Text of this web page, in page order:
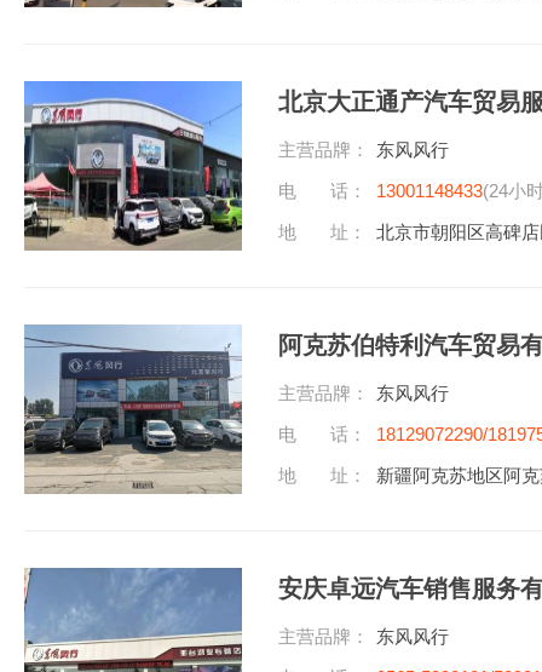
北京大正通产汽车贸易
主营品牌：
东风风行
电 话：
13001148433(24小
地 址：
北京市朝阳区高碑
阿克苏伯特利汽车贸易
主营品牌：
东风风行
电 话：
18129072290/
地 址：
新疆阿克苏地区阿
安庆卓远汽车销售服务
主营品牌：
东风风行